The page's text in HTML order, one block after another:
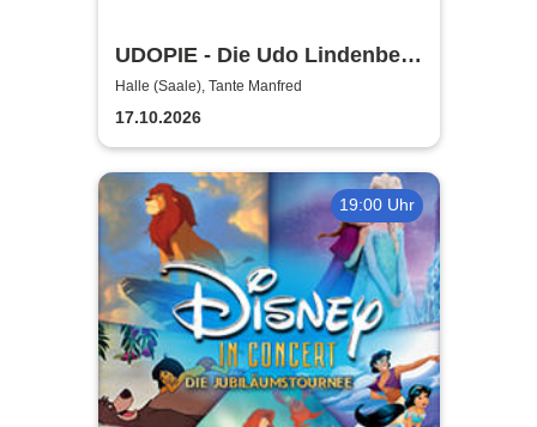
UDOPIE - Die Udo Lindenberg
Tribute Show
Halle (Saale), Tante Manfred
17.10.2026
19:00 Uhr